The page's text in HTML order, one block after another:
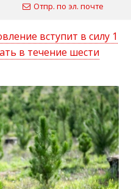
Отпр. по эл. почте
вступит в силу 1
в течение шести